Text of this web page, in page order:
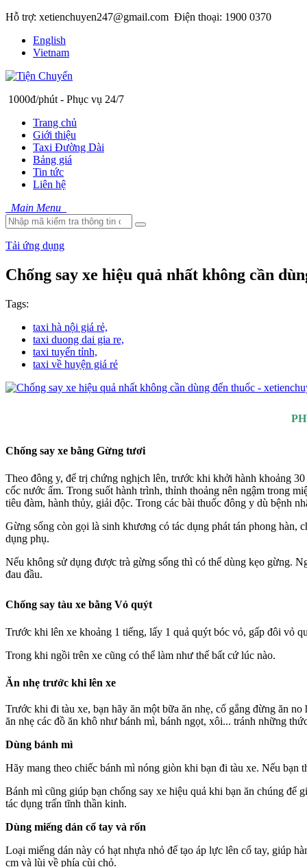
Hỗ trợ: xetienchuyen247@gmail.com Điện thoại: 1900 0370
English
Vietnam
1000đ/phút - Phục vụ 24/7
Trang chủ
Giới thiệu
Taxi Đường Dài
Bảng giá
Tin tức
Liên hệ
Main Menu
Tải ứng dụng
Chống say xe hiệu quả nhất không cần
Tags:
taxi hà nội giá rẻ,
taxi duong dai gia re,
taxi tuyến tỉnh,
taxi về huyện giá rẻ
Chống say xe bằng Gừng tươi
Theo đông y, để trị chứng nghịch lên, trước khi khởi hành khoảng
cốc nước ấm. Trong suốt hành trình, thỉnh thoảng nên ngậm trong
tiêu đàm, hành thủy, giải độc. Trong các bài thuốc đông y dù bệnh
Gừng sống còn gọi là sinh khương có tác dụng phát tán phong hàn,
dụng phụ.
Nếu không sử dụng được trà gừng sống thì có thể dùng kẹo gừng.
đau đầu.
Chống say tàu xe bằng Vỏ quýt
Trước khi lên xe khoảng 1 tiếng, lấy 1 quả quýt bóc vỏ, gấp đôi vỏ
Trong khi ngồi trên xe cũng có thể làm như thế bất cứ lúc nào.
Ăn nhẹ trước khi lên xe
Trước khi đi tàu xe, bạn hãy ăn một bữa ăn nhẹ, cố gắng đừng ăn
ăn nhẹ các đồ ăn khô như bánh mì, bánh ngọt, xôi... tránh những
Dùng bánh mì
Hãy mang theo chiếc bánh mì nóng giòn khi bạn đi tàu xe. Nếu bạn
Bánh mì cũng giúp bạn chống say xe hiệu quả khi bạn ăn chúng để
tác dụng trấn tĩnh thần kinh.
Dùng miếng dán cổ tay và rốn
Loại miếng dán này có hạt nhựa nhỏ để tạo áp lực lên cổ tay, giúp
cm và lùi về phía cùi chỏ.